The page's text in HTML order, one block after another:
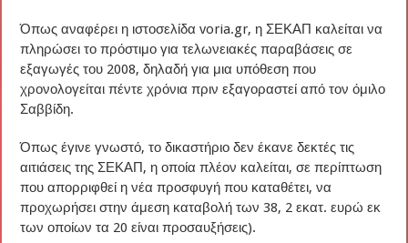
Όπως αναφέρει η ιστοσελίδα voria.gr, η ΣΕΚΑΠ καλείται να
πληρώσει το πρόστιμο για τελωνειακές παραβάσεις σε
εξαγωγές του 2008, δηλαδή για μια υπόθεση που
χρονολογείται πέντε χρόνια πριν εξαγοραστεί από τον όμιλο
Σαββίδη.
Όπως έγινε γνωστό, το δικαστήριο δεν έκανε δεκτές τις
αιτιάσεις της ΣΕΚΑΠ, η οποία πλέον καλείται, σε περίπτωση
που απορριφθεί η νέα προσφυγή που καταθέτει, να
προχωρήσει στην άμεση καταβολή των 38, 2 εκατ. ευρώ εκ
των οποίων τα 20 είναι προσαυξήσεις).